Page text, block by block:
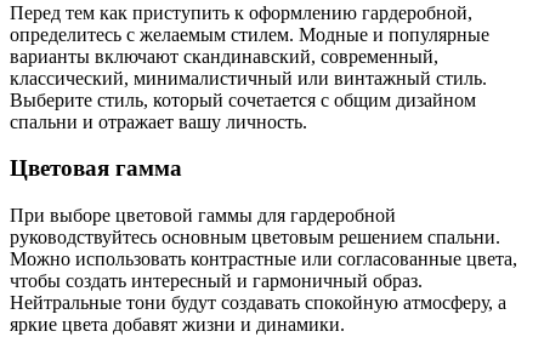
Перед тем как приступить к оформлению гардеробной,
определитесь с желаемым стилем. Модные и популярные
варианты включают скандинавский, современный,
классический, минималистичный или винтажный стиль.
Выберите стиль, который сочетается с общим дизайном
спальни и отражает вашу личность.
Цветовая гамма
При выборе цветовой гаммы для гардеробной
руководствуйтесь основным цветовым решением спальни.
Можно использовать контрастные или согласованные цвета,
чтобы создать интересный и гармоничный образ.
Нейтральные тони будут создавать спокойную атмосферу, а
яркие цвета добавят жизни и динамики.